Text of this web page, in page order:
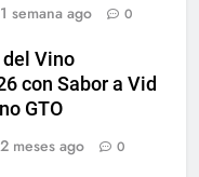
1 semana ago 0
Vino
con Sabor a Vid
GTO
2 meses ago 0